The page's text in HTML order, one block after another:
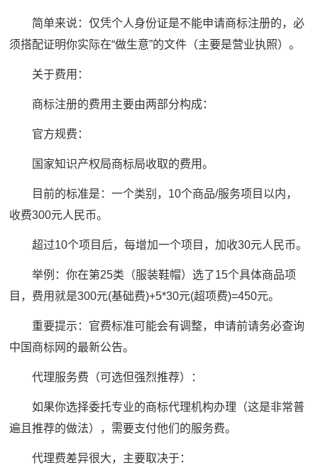
简单来说：仅凭个人身份证是不能申请商标注册的，必
须搭配证明你实际在“做生意”的文件（主要是营业执照）。
关于费用：
商标注册的费用主要由两部分构成：
官方规费：
国家知识产权局商标局收取的费用。
目前的标准是：一个类别，10个商品/服务项目以内，
收费300元人民币。
超过10个项目后，每增加一个项目，加收30元人民币。
举例：你在第25类（服装鞋帽）选了15个具体商品项
目，费用就是300元(基础费)+5*30元(超项费)=450元。
重要提示：官费标准可能会有调整，申请前请务必查询
中国商标网的最新公告。
代理服务费（可选但强烈推荐）：
如果你选择委托专业的商标代理机构办理（这是非常普
遍且推荐的做法），需要支付他们的服务费。
代理费差异很大，主要取决于：